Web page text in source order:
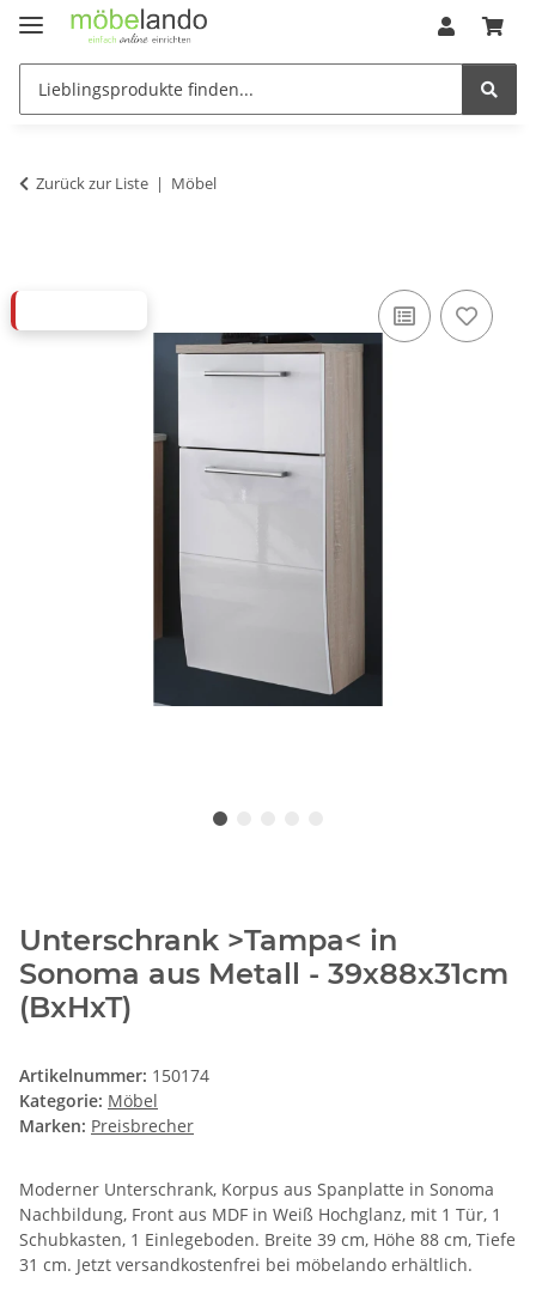
Zurück zur Liste Möbel
Unterschrank >Tampa< in
Sonoma aus Metall - 39x88x31cm
(BxHxT)
Artikelnummer: 150174
Kategorie: Möbel
Marken: Preisbrecher
Moderner Unterschrank, Korpus aus Spanplatte in Sonoma
Nachbildung, Front aus MDF in Weiß Hochglanz, mit 1 Tür, 1
Schubkasten, 1 Einlegeboden. Breite 39 cm, Höhe 88 cm, Tiefe
31 cm. Jetzt versandkostenfrei bei möbelando erhältlich.